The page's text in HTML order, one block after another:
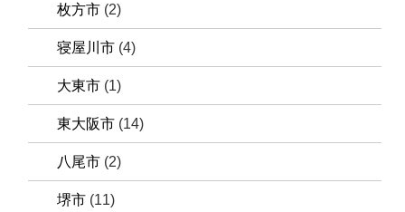
枚方市 (2)
寝屋川市 (4)
大東市 (1)
東大阪市 (14)
八尾市 (2)
堺市 (11)